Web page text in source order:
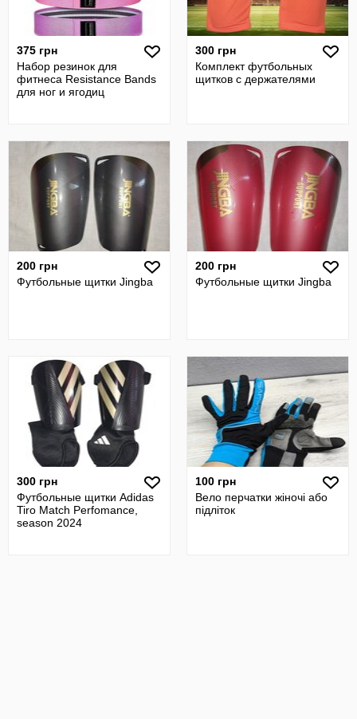
375 грн
Набор резинок для
фитнеса Resistance Bands
для ног и ягодиц
300 грн
Комплект футбольных
щитков с держателями
200 грн
Футбольные щитки Jingba
200 грн
Футбольные щитки Jingba
300 грн
Футбольные щитки Adidas
Tiro Match Perfomance,
season 2024
100 грн
Вело перчатки жіночі або
підліток